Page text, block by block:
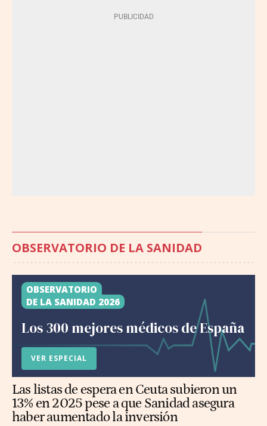
OBSERVATORIO DE LA SANIDAD
OBSERVATORIO
DE LA SANIDAD 2026
Los 300 mejores médicos de España
VER ESPECIAL
Las listas de espera en Ceuta subieron un
13% en 2025 pese a que Sanidad asegura
haber aumentado la inversión